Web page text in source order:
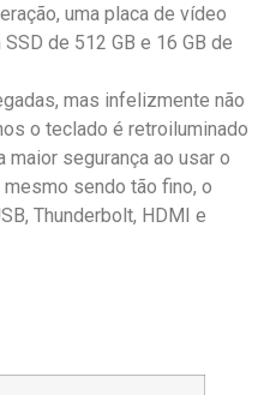
uma placa de vídeo
de 512 GB e 16 GB de
mas infelizmente não
o teclado é retroiluminado
segurança ao usar o
sendo tão fino, o
Thunderbolt, HDMI e